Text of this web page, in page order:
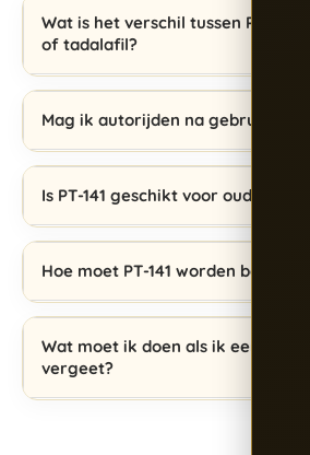
Wat is het verschil tussen PT-141
of tadalafil?
Mag ik autorijden na gebruik van
Is PT-141 geschikt voor ouderen?
Hoe moet PT-141 worden bewaard?
Wat moet ik doen als ik een dosis
vergeet?